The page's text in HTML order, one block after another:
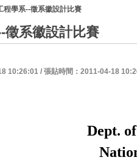
程學系--徵系徽設計比賽
徵系徽設計比賽
10:26:01 / 張貼時間：2011-04-18
Dept.